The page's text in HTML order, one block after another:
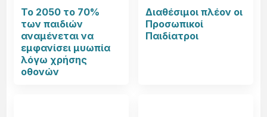
Το 2050 το 70%
των παιδιών
αναμένεται να
εμφανίσει μυωπία
λόγω χρήσης
οθονών
Διαθέσιμοι πλέον οι
Προσωπικοί
Παιδίατροι